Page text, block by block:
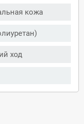
кожа
ход